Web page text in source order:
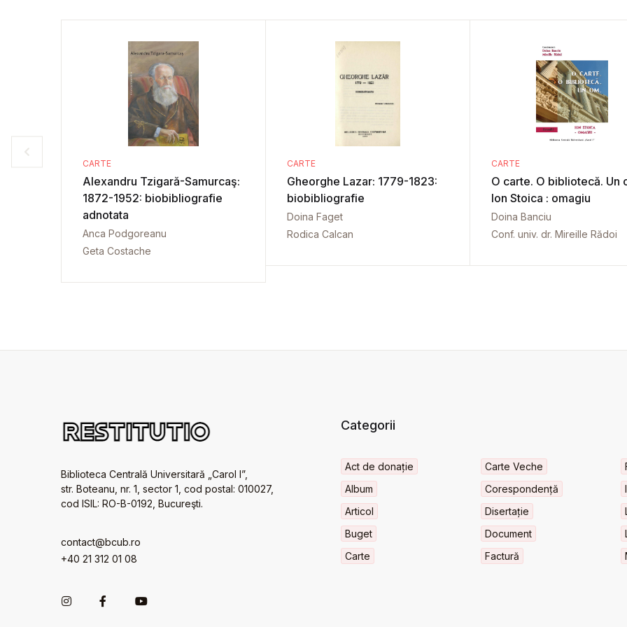
CARTE
Alexandru Tzigară-Samurcaş:
1872-1952: biobibliografie
adnotata
Anca Podgoreanu
Geta Costache
CARTE
Gheorghe Lazar: 1779-1823:
biobibliografie
Doina Faget
Rodica Calcan
CARTE
O carte. O bibliotecă. Un
Ion Stoica : omagiu
Doina Banciu
Conf. univ. dr. Mireille Rădoi
Biblioteca Centrală Universitară „Carol I”,
str. Boteanu, nr. 1, sector 1, cod postal: 010027,
cod ISIL: RO-B-0192, Bucureşti.
contact@bcub.ro
+40 21 312 01 08
Categorii
Act de donație
Album
Articol
Buget
Carte
Carte Veche
Corespondență
Disertație
Document
Factură